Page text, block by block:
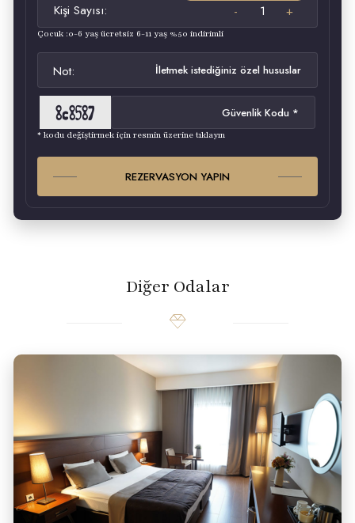
Kişi Sayısı:
Çocuk :0-6 yaş ücretsiz 6-11 yaş %50 indirimli
Not:
* kodu değiştirmek için resmin üzerine tıklayın
REZERVASYON YAPIN
Diğer Odalar